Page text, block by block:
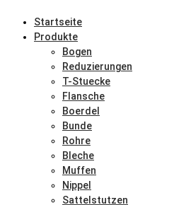
Startseite
Produkte
Bogen
Reduzierungen
T-Stuecke
Flansche
Boerdel
Bunde
Rohre
Bleche
Muffen
Nippel
Sattelstutzen